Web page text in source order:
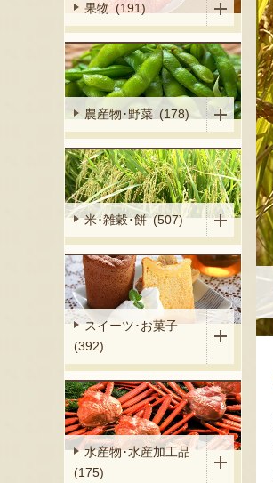
果物 (191)
農産物･野菜 (178)
米･雑穀･餅 (507)
スイーツ･お菓子
(392)
水産物･水産加工品
(175)